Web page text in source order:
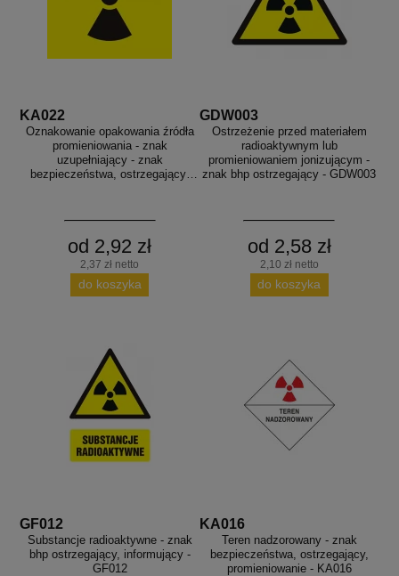
KA022
Oznakowanie opakowania źródła
promieniowania - znak
uzupełniający - znak
bezpieczeństwa, ostrzegający,
od 2,92 zł
2,37 zł netto
do koszyka
GDW003
Ostrzeżenie przed materiałem
radioaktywnym lub
promieniowaniem jonizującym -
znak bhp ostrzegający - GDW003
od 2,58 zł
2,10 zł netto
do koszyka
GF012
Substancje radioaktywne - znak
bhp ostrzegający, informujący -
GF012
KA016
Teren nadzorowany - znak
bezpieczeństwa, ostrzegający,
promieniowanie - KA016